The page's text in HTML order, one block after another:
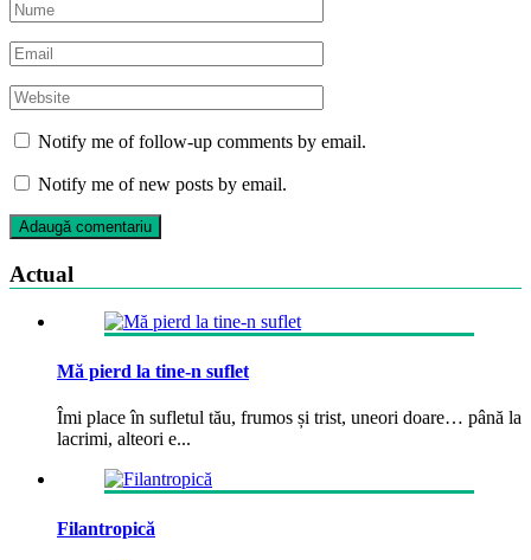
Notify me of follow-up comments by email.
Notify me of new posts by email.
Actual
Mă pierd la tine-n suflet
Îmi place în sufletul tău, frumos și trist, uneori doare… până la
lacrimi, alteori e...
Filantropică